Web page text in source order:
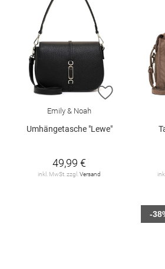
ZUR
Emily & Noah
Umhängetasche "Lewe"
49,99 €
inkl. MwSt. zzgl. Versand
-